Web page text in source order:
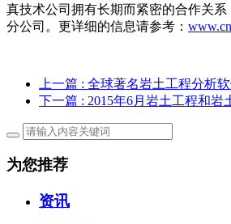
真技术公司拥有长期而紧密的合作关
分公司。更详细的信息请参考：
上一篇 : 全球著名岩土工程分析
下一篇 : 2015年6月岩土工程和岩
为您推荐
资讯